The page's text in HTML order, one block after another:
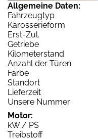
Allgemeine Daten:
Fahrzeugtyp
Karosserieform
Erst-Zul.
Getriebe
Kilometerstand
Anzahl der Türen
Farbe
Standort
Lieferzeit
Unsere Nummer
Motor:
kW / PS
Treibstoff